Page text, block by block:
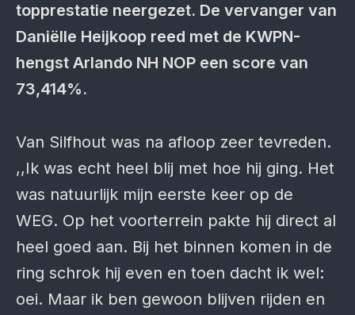
topprestatie neergezet. De vervanger van
Daniëlle Heijkoop reed met de KWPN-
hengst Arlando NH NOP een score van
73,414%.
Van Silfhout was na afloop zeer tevreden.
,,Ik was echt heel blij met hoe hij ging. Het
was natuurlijk mijn eerste keer op de
WEG. Op het voorterrein pakte hij direct al
heel goed aan. Bij het binnen komen in de
ring schrok hij even en toen dacht ik wel:
oei. Maar ik ben gewoon blijven rijden en